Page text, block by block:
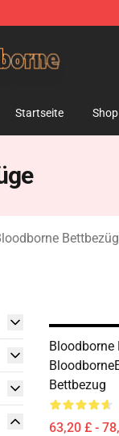
Startseite Shop
Bloodborne
Bettbezug
63,20 £ -